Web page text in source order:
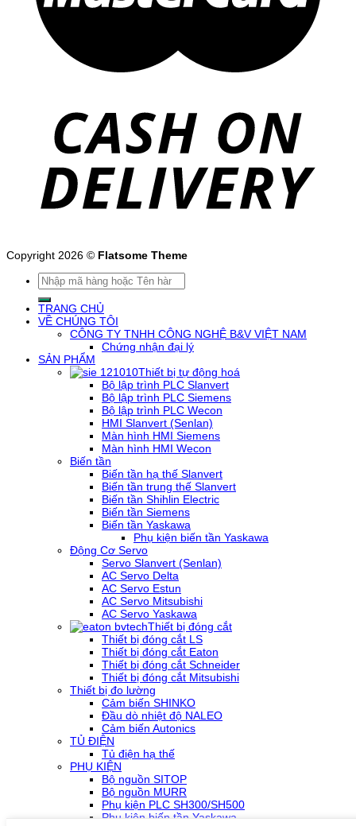
Copyright 2026 © Flatsome Theme
Tìm
kiếm:
TRANG CHỦ
VỀ CHÚNG TÔI
CÔNG TY TNHH CÔNG NGHỆ B&V VIỆT NAM
Chứng nhận đại lý
SẢN PHẨM
Thiết bị tự động hoá
Bộ lập trình PLC Slanvert
Bộ lập trình PLC Siemens
Bộ lập trình PLC Wecon
HMI Slanvert (Senlan)
Màn hình HMI Siemens
Màn hình HMI Wecon
Biến tần
Biến tần hạ thế Slanvert
Biến tần trung thế Slanvert
Biến tần Shihlin Electric
Biến tần Siemens
Biến tần Yaskawa
Phụ kiện biến tần Yaskawa
Động Cơ Servo
Servo Slanvert (Senlan)
AC Servo Delta
AC Servo Estun
AC Servo Mitsubishi
AC Servo Yaskawa
Thiết bị đóng cắt
Thiết bị đóng cắt LS
Thiết bị đóng cắt Eaton
Thiết bị đóng cắt Schneider
Thiết bị đóng cắt Mitsubishi
Thiết bị đo lường
Cảm biến SHINKO
Đầu dò nhiệt độ NALEO
Cảm biến Autonics
TỦ ĐIỆN
Tủ điện hạ thế
PHỤ KIỆN
Bộ nguồn SITOP
Bộ nguồn MURR
Phụ kiện PLC SH300/SH500
Phụ kiện biến tần Yaskawa